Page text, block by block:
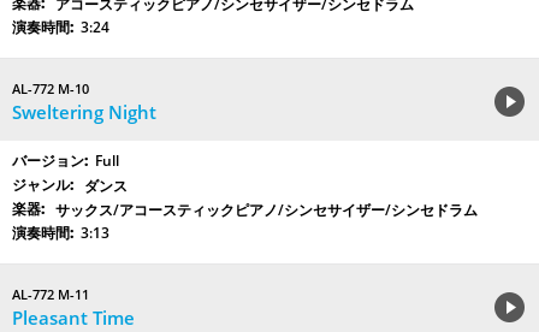
アコースティックピアノ/シンセサイザー/シンセドラム
3:24
AL-772 M-10
Sweltering Night
Full
ダンス
サックス/アコースティックピアノ/シンセサイザー/シンセドラム
3:13
AL-772 M-11
Pleasant Time